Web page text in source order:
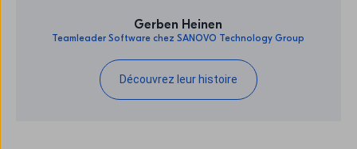
Gerben Heinen
Teamleader Software chez SANOVO Technology Group
Découvrez leur histoire